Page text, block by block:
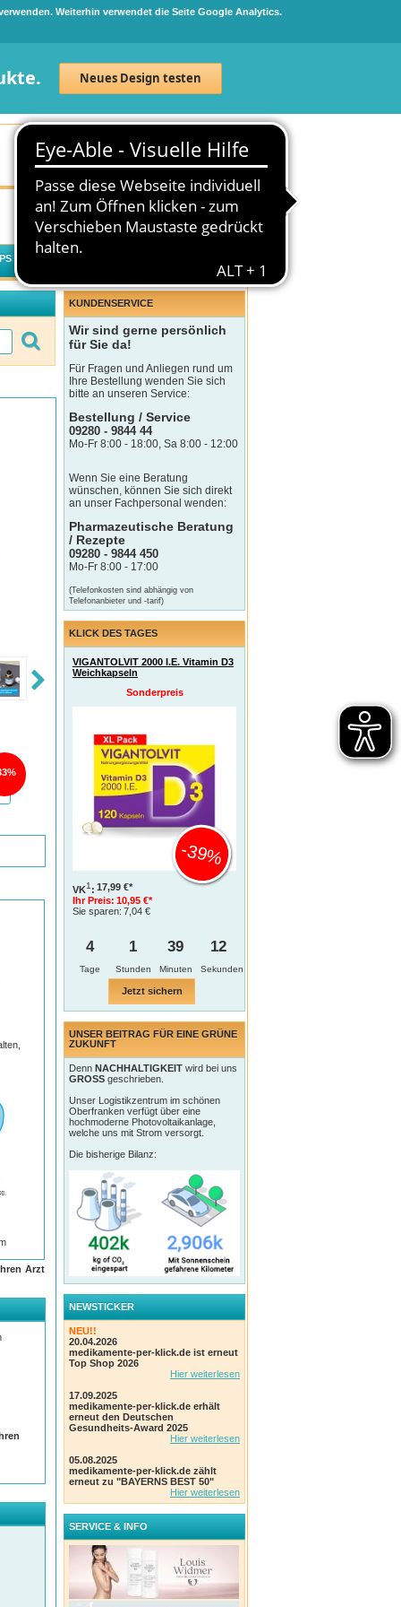
Weiterhin verwendet die Seite Google Analytics.
Neues Design testen
Neuanmeldung Anmelden
0 Artikel 0,00 €
der
Arzt
KUNDENSERVICE
Wir sind gerne persönlich
für Sie da!
Für Fragen und Anliegen rund um
Ihre Bestellung wenden Sie sich
bitte an unseren Service:
Bestellung / Service
09280 - 9844 44
Mo-Fr 8:00 - 18:00, Sa 8:00 - 12:00
Wenn Sie eine Beratung
wünschen, können Sie sich direkt
an unser Fachpersonal wenden:
Pharmazeutische Beratung
/ Rezepte
09280 - 9844 450
Mo-Fr 8:00 - 17:00
(Telefonkosten sind abhängig von
Telefonanbieter und -tarif)
KLICK DES TAGES
VIGANTOLVIT 2000 I.E. Vitamin D3
Weichkapseln
Sonderpreis
VK1 : 17,99 €*
Ihr Preis: 10,95 €*
Sie sparen: 7,04 €
-39%
4
Tage
1 39 11
Jetzt sichern
UNSER BEITRAG FÜR EINE GRÜNE
ZUKUNFT
DennNACHHALTIGKEIT wird bei uns
GROSS geschrieben.
Unser Logistikzentrum im schönen
Oberfranken verfügt über eine
hochmoderne Photovoltaikanlage,
welche uns mit Strom versorgt.
Die bisherige Bilanz:
NEWSTICKER
NEU!!
20.04.2026
medikamente-per-klick.de ist erneut
Top Shop 2026
Hier weiterlesen
17.09.2025
medikamente-per-klick.de erhält
erneut den Deutschen
Gesundheits-Award 2025
Hier weiterlesen
05.08.2025
medikamente-per-klick.de zählt
erneut zu "BAYERNS BEST 50"
Hier weiterlesen
SERVICE & INFO